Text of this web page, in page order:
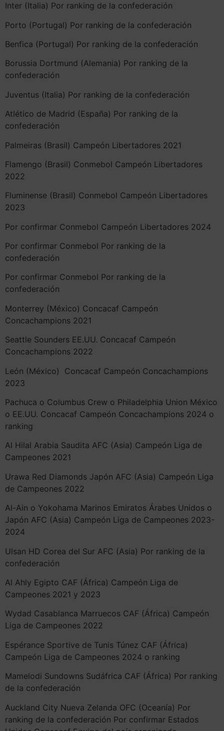
Inter (Italia) Por ranking de la confederación
Porto (Portugal) Por ranking de la confederación
Benfica (Portugal) Por ranking de la confederación
Borussia Dortmund (Alemania) Por ranking de la
confederación
Juventus (Italia) Por ranking de la confederación
Atlético de Madrid (España) Por ranking de la
confederación
Palmeiras (Brasil) Campeón Libertadores 2021
Flamengo (Brasil) Conmebol Campeón Libertadores
2022
Fluminense (Brasil) Conmebol Campeón Libertadores
2023
Por confirmar Conmebol Campeón Libertadores 2024
Por confirmar Conmebol Por ranking de la
confederación
Por confirmar Conmebol Por ranking de la
confederación
Monterrey (México) Concacaf Campeón
Concachampions 2021
Seattle Sounders EE.UU. Concacaf Campeón
Concachampions 2022
León (México) Concacaf Campeón Concachampions
2023
Pachuca o Columbus Crew o Philadelphia Union México
o EE.UU. Concacaf Campeón Concachampions 2024 o
ranking
Al Hilal Arabia Saudita AFC (Asia) Campeón Liga de
Campeones 2021
Urawa Red Diamonds Japón AFC (Asia) Campeón Liga
de Campeones 2022
Al-Ain o Yokohama Marinos Emiratos Árabes Unidos o
Japón AFC (Asia) Campeón Liga de Campeones 2023-
2024
Ulsan HD Corea del Sur AFC (Asia) Por ranking de la
confederación
Al Ahly Egipto CAF (África) Campeón Liga de
Campeones 2021 y 2023
Wydad Casablanca Marruecos CAF (África) Campeón
Liga de Campeones 2022
Espérance Sportive de Tunis Túnez CAF (África)
Campeón Liga de Campeones 2024 o ranking
Mamelodi Sundowns Sudáfrica CAF (África) Por ranking
de la confederación
Auckland City Nueva Zelanda OFC (Oceanía) Por
ranking de la confederación Por confirmar Estados